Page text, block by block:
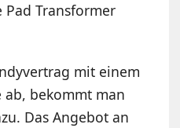
Pad Transformer
mit einem
ab, bekommt man
Das Angebot an